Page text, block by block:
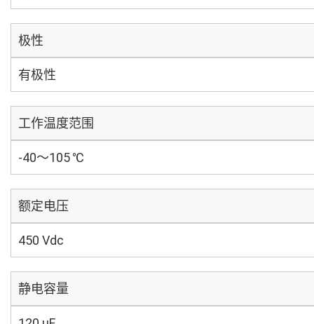
极性
有极性
工作温度范围
-40～105 ℃
额定电压
450 Vdc
静电容量